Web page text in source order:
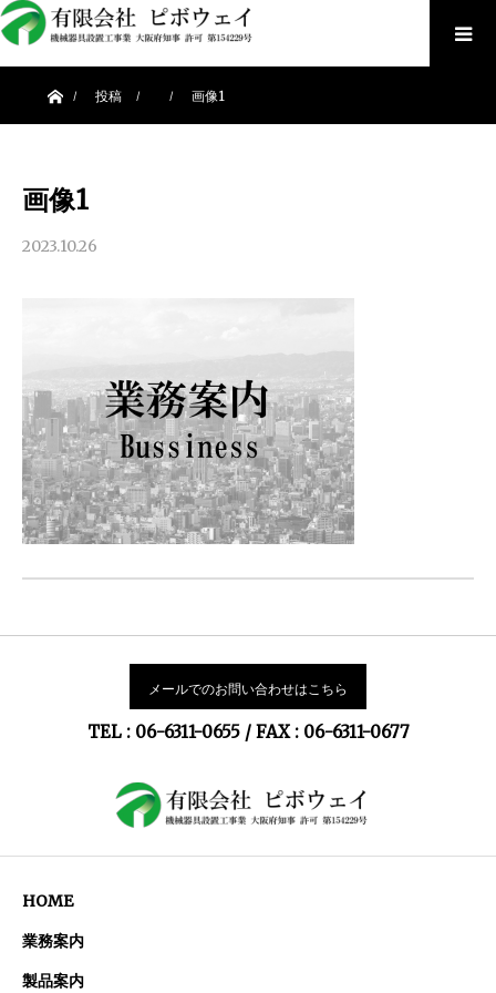
ホーム投稿 画像1
画像1
2023.10.26
メールでのお問い合わせはこちら
TEL : 06-6311-0655 / FAX : 06-6311-0677
HOME
業務案内
製品案内